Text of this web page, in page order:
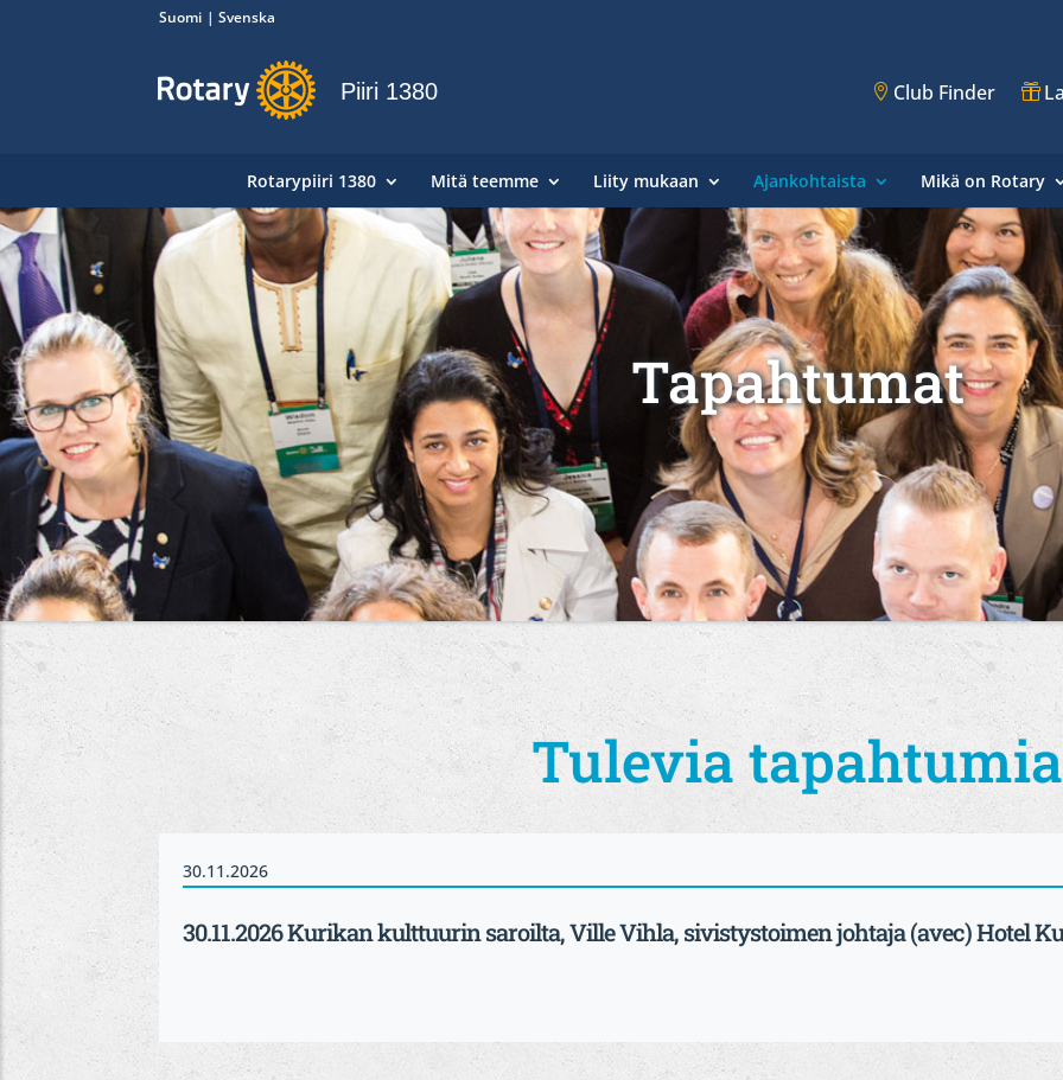
Suomi Svenska
Piiri 1380 Club Finder
Rotarypiiri 1380 Mitä teemme Liity mukaan Ajankohtaista Mikä on Rotary
Tapahtumat
Tulevia tapahtumia
30.11.2026
30.11.2026 Kurikan kulttuurin saroilta, Ville Vihla, sivistystoimen johtaja (avec) Hotel